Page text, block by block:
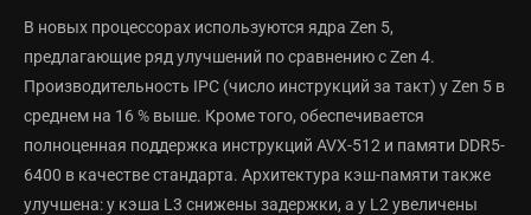
В новых процессорах используются ядра Zen 5,
предлагающие ряд улучшений по сравнению с Zen 4.
Производительность IPC (число инструкций за такт) у Zen 5 в
среднем на 16 % выше. Кроме того, обеспечивается
полноценная поддержка инструкций AVX-512 и памяти DDR5-
6400 в качестве стандарта. Архитектура кэш-памяти также
улучшена: у кэша L3 снижены задержки, а у L2 увеличены